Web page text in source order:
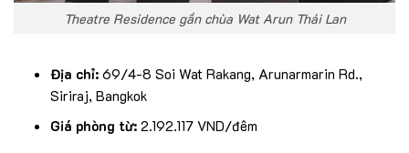
Theatre Residence gần chùa Wat Arun Thái Lan
Địa chỉ:69/4-8 Soi Wat Rakang, Arunarmarin Rd.,
Siriraj, Bangkok
Giá phòng từ:2.192.117 VND/đêm